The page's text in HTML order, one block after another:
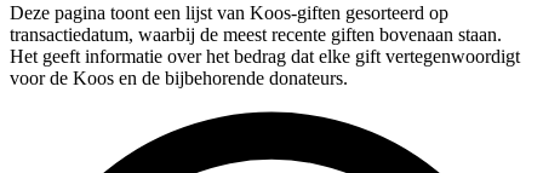
Deze pagina toont een lijst van Koos-giften gesorteerd op
transactiedatum, waarbij de meest recente giften bovenaan staan.
Het geeft informatie over het bedrag dat elke gift vertegenwoordigt
voor de Koos en de bijbehorende donateurs.